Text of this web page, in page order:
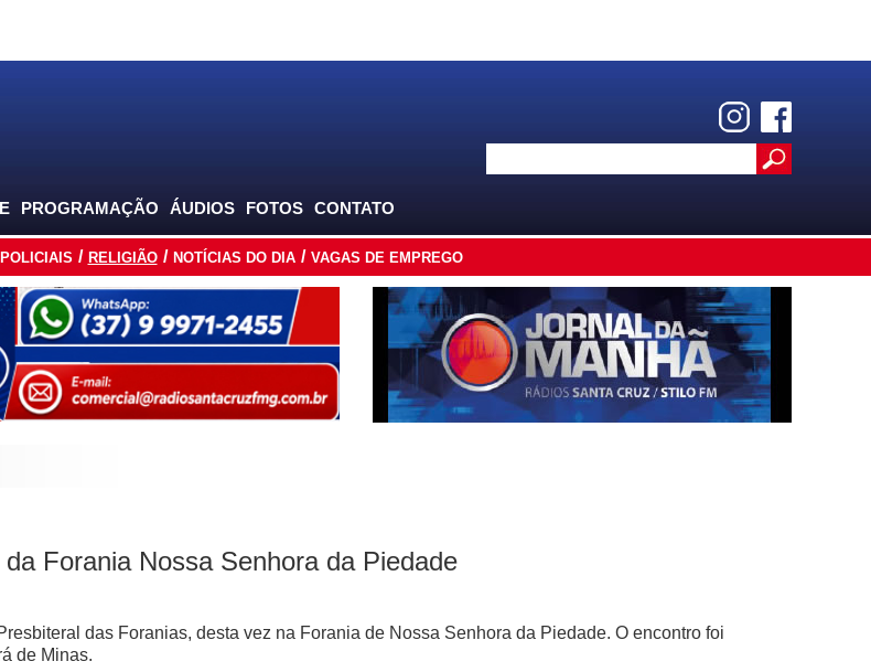
PROGRAMAÇÃO ÁUDIOS FOTOS CONTATO
RELIGIÃO NOTÍCIAS DO DIA VAGAS DE EMPREGO
Forania Nossa Senhora da Piedade
das Foranias, desta vez na Forania de Nossa Senhora da Piedade. O encontro foi
de Minas.